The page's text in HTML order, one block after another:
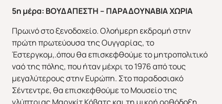
5η μέρα: ΒΟΥΔΑΠΕΣΤΗ – ΠΑΡΑΔΟΥΝΑΒΙΑ ΧΩΡΙΑ
Πρωινό στο ξενοδοχείο. Ολοήμερη εκδρομή στην
πρώτη πρωτεύουσα της Ουγγαρίας, το
Έστεργκομ,.όπου θα επισκεφθούμε το μητροπολιτικό
ναό της πόλης, που ήταν μέχρι το 1976 από τους
μεγαλύτερους στην Ευρώπη. Στο παραδοσιακό
Σέντεντρε, θα επισκεφθούμε το Μουσείο της